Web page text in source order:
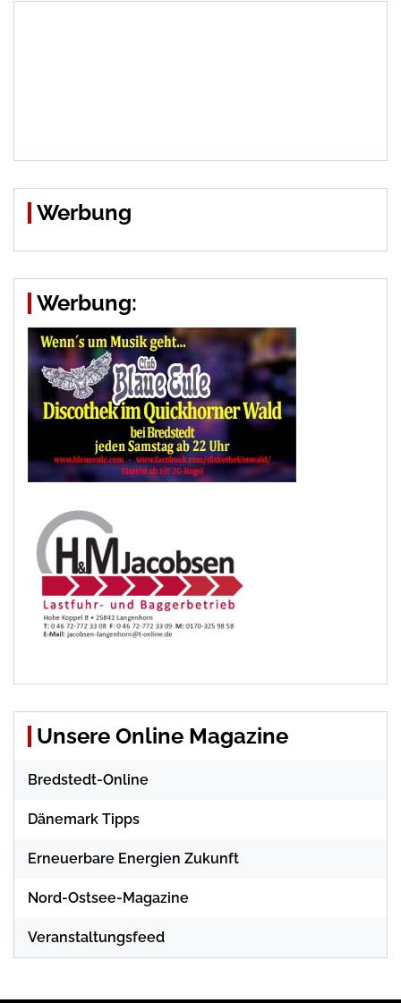
Werbung
Werbung:
Unsere Online Magazine
Bredstedt-Online
Dänemark Tipps
Erneuerbare Energien Zukunft
Nord-Ostsee-Magazine
Veranstaltungsfeed